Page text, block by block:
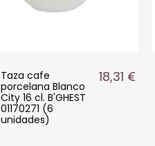
Taza cafe
porcelana Blanco
City 16 cl. B'GHEST
01170271 (6
unidades)
18,31 €